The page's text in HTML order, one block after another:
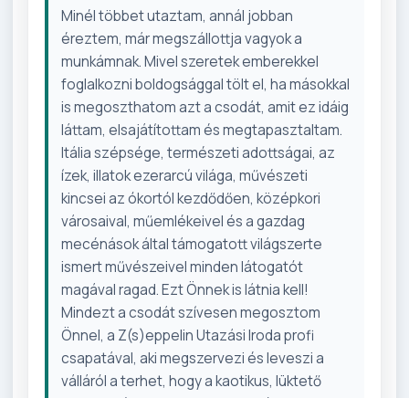
Minél többet utaztam, annál jobban
éreztem, már megszállottja vagyok a
munkámnak. Mivel szeretek emberekkel
foglalkozni boldogsággal tölt el, ha másokkal
is megoszthatom azt a csodát, amit ez idáig
láttam, elsajátítottam és megtapasztaltam.
Itália szépsége, természeti adottságai, az
ízek, illatok ezerarcú világa, művészeti
kincsei az ókortól kezdődően, középkori
városaival, műemlékeivel és a gazdag
mecénások által támogatott világszerte
ismert művészeivel minden látogatót
magával ragad. Ezt Önnek is látnia kell!
Mindezt a csodát szívesen megosztom
Önnel, a Z(s)eppelin Utazási Iroda profi
csapatával, aki megszervezi és leveszi a
válláról a terhet, hogy a kaotikus, lüktető